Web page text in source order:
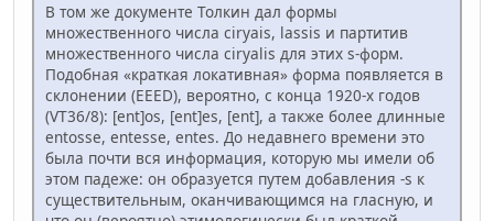
В том же документе Толкин дал формы
множественного числа ciryais, lassis и партитив
множественного числа ciryalis для этих s-форм.
Подобная «краткая локативная» форма появляется в
склонении (EEED), вероятно, с конца 1920-х годов
(VT36/8): [ent]os, [ent]es, [ent], а также более длинные
entosse, entesse, entes. До недавнего времени это
была почти вся информация, которую мы имели об
этом падеже: он образуется путем добавления -s к
существительным, оканчивающимся на гласную, и